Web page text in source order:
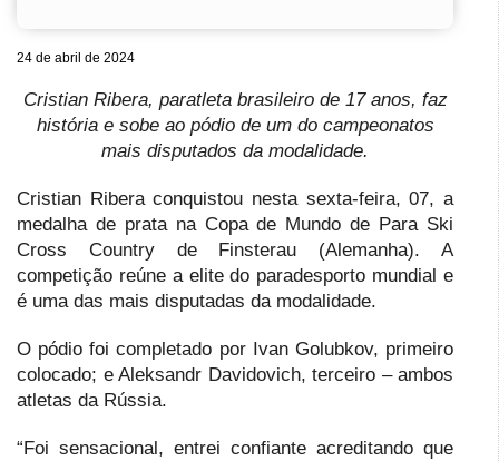
24 de abril de 2024
Cristian Ribera, paratleta brasileiro de 17 anos, faz
história e sobe ao pódio de um do campeonatos
mais disputados da modalidade.
Cristian Ribera conquistou nesta sexta-feira, 07, a
medalha de prata na Copa de Mundo de Para Ski
Cross Country de Finsterau (Alemanha). A
competição reúne a elite do paradesporto mundial e
é uma das mais disputadas da modalidade.
O pódio foi completado por Ivan Golubkov, primeiro
colocado; e Aleksandr Davidovich, terceiro – ambos
atletas da Rússia.
“Foi sensacional, entrei confiante acreditando que